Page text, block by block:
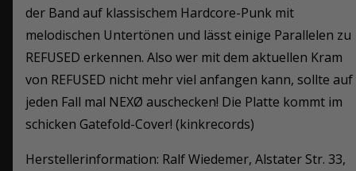
der Band auf klassischem Hardcore-Punk mit
melodischen Untertönen und lässt einige Parallelen zu
REFUSED erkennen. Also wer mit dem aktuellen Kram
von REFUSED nicht mehr viel anfangen kann, sollte auf
jeden Fall mal NEXØ auschecken! Die Platte kommt im
schicken Gatefold-Cover! (kinkrecords)
Herstellerinformation: Ralf Wiedemer, Alstater Str. 33,